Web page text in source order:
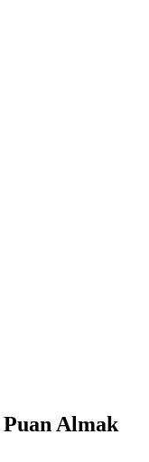
Almak